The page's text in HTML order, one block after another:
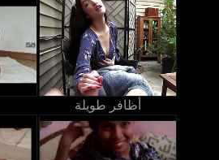
أظافر طويلة